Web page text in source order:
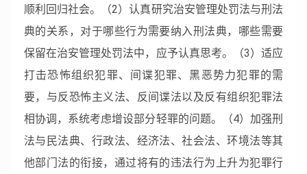
顺利回归社会。（2）认真研究治安管理处罚法与刑法
典的关系，对于哪些行为需要纳入刑法典，哪些需要
保留在治安管理处罚法中，应予认真思考。（3）适应
打击恐怖组织犯罪、间谍犯罪、黑恶势力犯罪的需
要，与反恐怖主义法、反间谍法以及反有组织犯罪法
相协调，系统考虑增设部分轻罪的问题。（4）加强刑
法与民法典、行政法、经济法、社会法、环境法等其
他部门法的衔接，通过将有的违法行为上升为犯罪行